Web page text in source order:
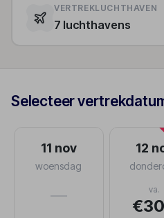
VERTREKLUCHTHAVEN
7 luchthavens
Selecteer
11 nov
woensdag
—
12
va.